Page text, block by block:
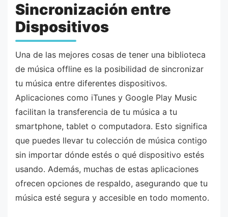
Sincronización entre
Dispositivos
Una de las mejores cosas de tener una biblioteca
de música offline es la posibilidad de sincronizar
tu música entre diferentes dispositivos.
Aplicaciones como iTunes y Google Play Music
facilitan la transferencia de tu música a tu
smartphone, tablet o computadora. Esto significa
que puedes llevar tu colección de música contigo
sin importar dónde estés o qué dispositivo estés
usando. Además, muchas de estas aplicaciones
ofrecen opciones de respaldo, asegurando que tu
música esté segura y accesible en todo momento.